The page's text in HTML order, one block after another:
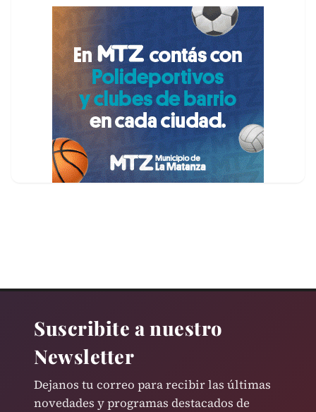
Suscribite a nuestro
Newsletter
Dejanos tu correo para recibir las últimas
novedades y programas destacados de